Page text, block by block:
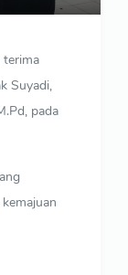
terima
Suyadi,
pada